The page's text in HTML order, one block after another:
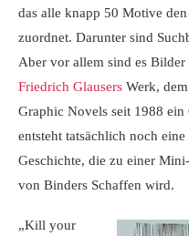
das alle knapp 50 Motive
zuordnet. Darunter sind
Aber vor allem sind es
Friedrich Glausers Werk,
Graphic Novels seit 1988 ein
entsteht tatsächlich noch
Geschichte, die zu einer
von Binders Schaffen wird.
„Kill your